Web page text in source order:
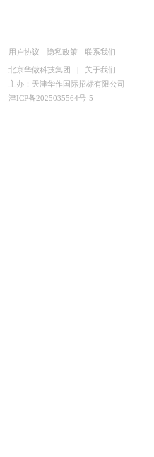
用户协议 隐私政策 联系我们
北京华做科技集团 |
关于我们
主办：天津华作国际招标有限公司
津ICP备2025035564号-5